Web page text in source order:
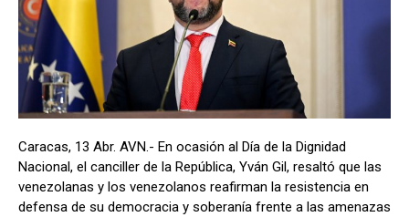
Caracas, 13 Abr. AVN.- En ocasión al Día de la Dignidad
Nacional, el canciller de la República, Yván Gil, resaltó que las
venezolanas y los venezolanos reafirman la resistencia en
defensa de su democracia y soberanía frente a las amenazas